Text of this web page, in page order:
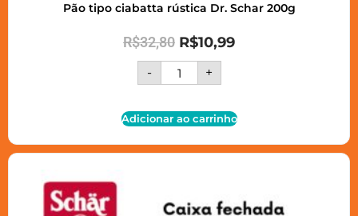
Pão tipo ciabatta rústica Dr. Schar 200g
R$32,80 R$10,99
- +
Adicionar ao carrinho